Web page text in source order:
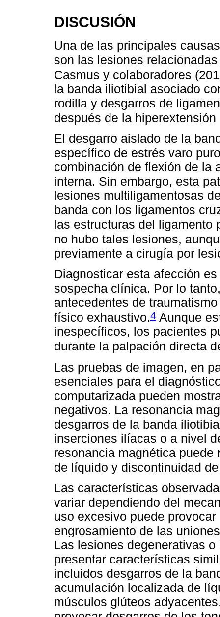
DISCUSIÓN
Una de las principales
son las lesiones
Casmus y colaboradores
la banda iliotibial asociado
rodilla y desgarros de
después de la
El desgarro aislado de la
específico de estrés varo
combinación de flexión de la
interna. Sin embargo, esta
lesiones multiligamentosas
banda con los ligamentos
las estructuras del ligamento
no hubo tales lesiones,
previamente a cirugía por
Diagnosticar esta afección
sospecha clínica. Por lo
antecedentes de
físico exhaustivo.4 Aunque
inespecíficos, los pacientes
durante la palpación directa
Las pruebas de imagen, en
esenciales para el
computarizada pueden
negativos. La resonancia
desgarros de la banda
inserciones ilíacas o a nivel
resonancia magnética
de líquido y discontinuidad
Las características
variar dependiendo del
uso excesivo puede
engrosamiento de las
Las lesiones degenerativas
presentar características
incluidos desgarros de la
acumulación localizada de
músculos glúteos